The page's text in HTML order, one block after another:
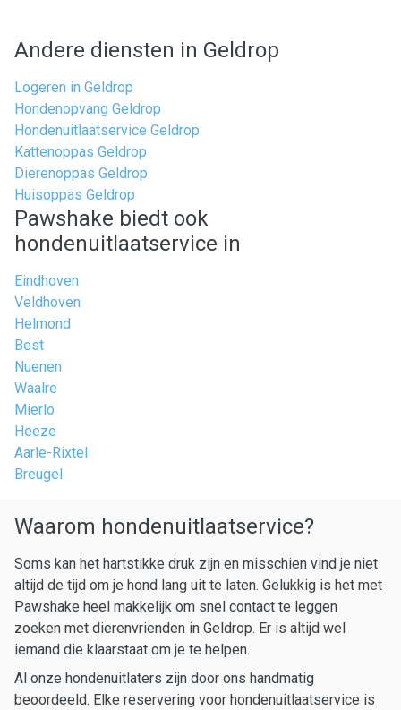
Andere diensten in Geldrop
Logeren in Geldrop
Hondenopvang Geldrop
Hondenuitlaatservice Geldrop
Kattenoppas Geldrop
Dierenoppas Geldrop
Huisoppas Geldrop
Pawshake biedt ook
hondenuitlaatservice in
Eindhoven
Veldhoven
Helmond
Best
Nuenen
Waalre
Mierlo
Heeze
Aarle-Rixtel
Breugel
Waarom hondenuitlaatservice?
Soms kan het hartstikke druk zijn en misschien vind je niet
altijd de tijd om je hond lang uit te laten. Gelukkig is het met
Pawshake heel makkelijk om snel contact te leggen
zoeken met dierenvrienden in Geldrop. Er is altijd wel
iemand die klaarstaat om je te helpen.
Al onze hondenuitlaters zijn door ons handmatig
beoordeeld. Elke reservering voor hondenuitlaatservice is